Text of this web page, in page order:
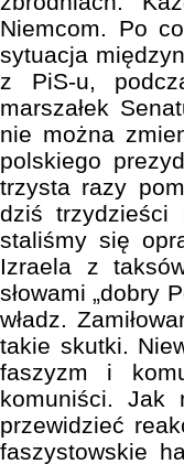
Niemcom. Po
sytuacja
z PiS-u,
marszałek
nie można
polskiego
trzysta razy
dziś trzydzieści
staliśmy się
Izraela z
słowami „dobry
władz.
takie skutki.
faszyzm i
komuniści. Jak
przewidzieć
faszystowskie